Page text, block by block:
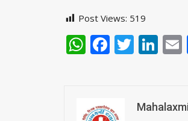
Post Views: 519
WhatsApp